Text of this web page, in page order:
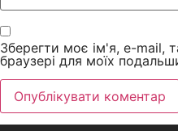
Зберегти моє ім'я, e-mail,
браузері для моїх